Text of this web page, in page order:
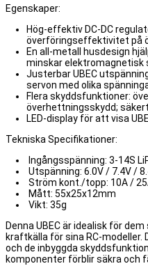
Egenskaper:
Hög-effektiv DC-DC
överföringseffektivitet på
En all-metall husdesign
minskar elektromagnetisk
Justerbar UBEC
servon med olika
Flera skyddsfunktioner:
överhettningsskydd;
LED-display för att visa
Tekniska Specifikationer:
Ingångsspänning: 3-14S
Utspänning: 6.0V / 7.4V /
Ström kont./topp: 10A /
Mått: 55x25x12mm
Vikt: 35g
Denna UBEC är idealisk för
kraftkälla för sina RC-
och de inbyggda
komponenter förblir säkra och